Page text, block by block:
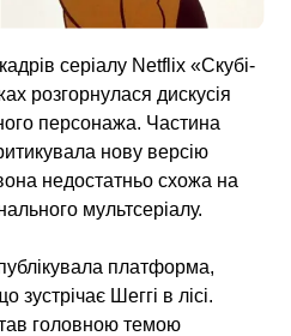
серіалу Netflix «Скубі-
розгорнулася дискусія
персонажа. Частина
нову версію
недостатньо схожа на
мультсеріалу.
платформа,
зустрічає Шеггі в лісі.
головною темою